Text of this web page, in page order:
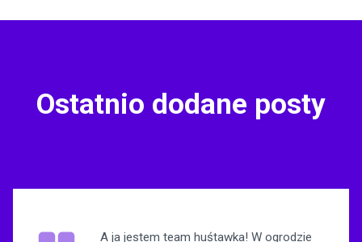
Ostatnio dodane posty
A ja jestem team huśtawka! W ogrodzie